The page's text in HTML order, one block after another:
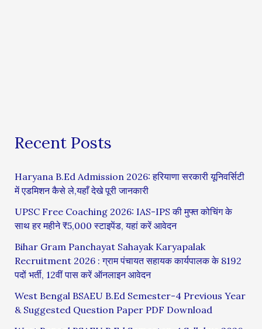
Recent Posts
Haryana B.Ed Admission 2026: हरियाणा सरकारी यूनिवर्सिटी
में एडमिशन कैसे ले,यहाँ देखे पूरी जानकारी
UPSC Free Coaching 2026: IAS-IPS की मुफ्त कोचिंग के
साथ हर महीने ₹5,000 स्टाइपेंड, यहां करें आवेदन
Bihar Gram Panchayat Sahayak Karyapalak
Recruitment 2026 : ग्राम पंचायत सहायक कार्यपालक के 8192
पदों भर्ती, 12वीं पास करें ऑनलाइन आवेदन
West Bengal BSAEU B.Ed Semester-4 Previous Year
& Suggested Question Paper PDF Download